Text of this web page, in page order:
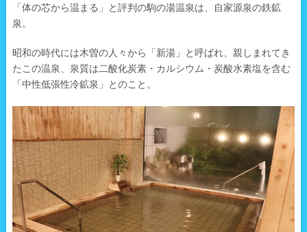
「体の芯から温まる」と評判の駒の湯温泉は、自家源泉の鉄鉱
泉。
昭和の時代には木曽の人々から「新湯」と呼ばれ、親しまれてき
たこの温泉、泉質は二酸化炭素・カルシウム・炭酸水素塩を含む
「中性低張性冷鉱泉」とのこと。